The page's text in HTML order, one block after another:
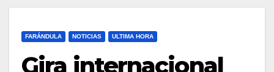
FARÁNDULA NOTICIAS ULTIMA HORA
Gira internacional